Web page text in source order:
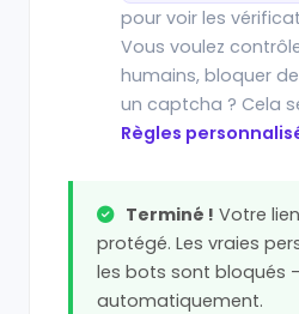
pour voir les
Vous voulez
humains, bloquer
un captcha ? Cela
Règles
Terminé ! Votre
protégé. Les vraies
les bots sont bloqués
automatiquement.